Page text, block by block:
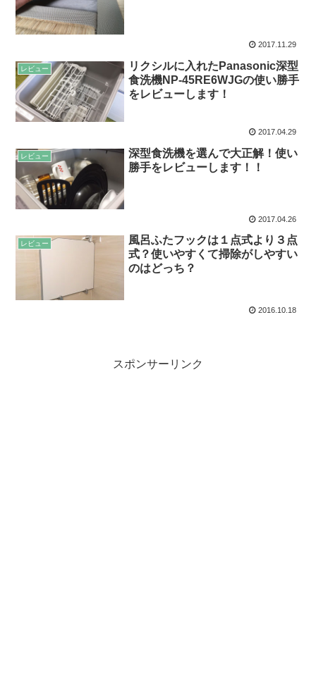
2017.11.29
レビュー
リクシルに入れたPanasonic深型
食洗機NP-45RE6WJGの使い勝手
をレビューします！
2017.04.29
レビュー
深型食洗機を選んで大正解！使い
勝手をレビューします！！
2017.04.26
レビュー
風呂ふたフックは１点式より３点
式？使いやすくて掃除がしやすい
のはどっち？
2016.10.18
スポンサーリンク